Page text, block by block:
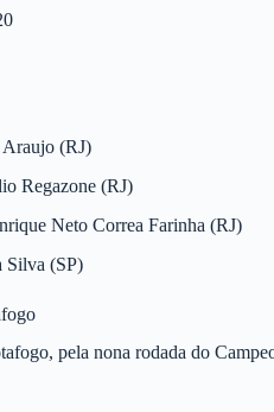
(RJ)
Regazone (RJ)
Neto Correa Farinha (RJ)
Silva (SP)
pela nona rodada do